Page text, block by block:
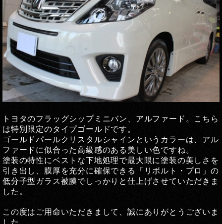
トヨタのフラッグシップミニバン、アルファード。こちら
は特別限定のタイプゴールドです。
ゴールドパールクリスタルシャインというカラーは、アル
ファードに似合った高級感のある美しい色ですね。
塗装の特性にベストな下地処理で最大限に塗装の美しさを
引き出し、膜厚を充分に確保できる「リボルト・プロ」の
低分子型ガラス被膜でしっかりと仕上げさせていただきま
した。
この度はご用命いただきまして、誠にありがとうございま
した。